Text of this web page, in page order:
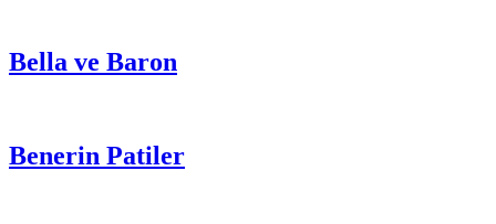
Bella ve Baron
Benerin Patiler